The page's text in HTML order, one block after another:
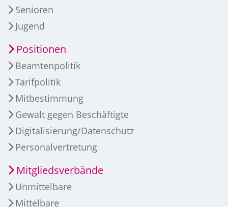
Senioren
Jugend
Positionen
Beamtenpolitik
Tarifpolitik
Mitbestimmung
Gewalt gegen Beschäftigte
Digitalisierung/Datenschutz
Personalvertretung
Mitgliedsverbände
Unmittelbare
Mittelbare